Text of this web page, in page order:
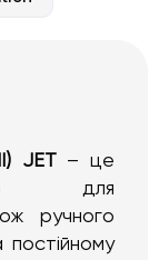
JET – це
для
ручного